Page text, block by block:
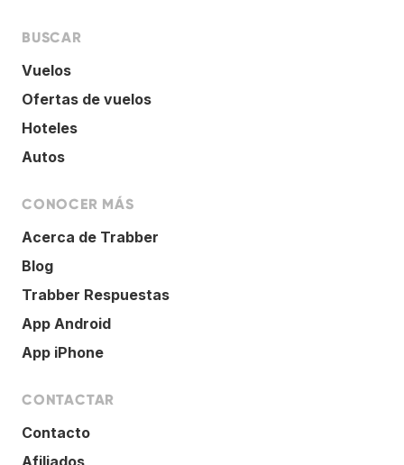
BUSCAR
Vuelos
Ofertas de vuelos
Hoteles
Autos
CONOCER MÁS
Acerca de Trabber
Blog
Trabber Respuestas
App Android
App iPhone
CONTACTAR
Contacto
Afiliados